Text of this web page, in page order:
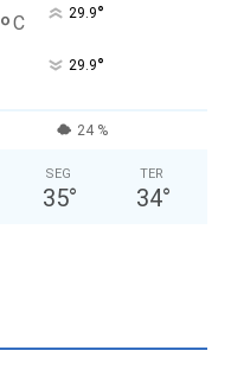
°C 29.9°
29.9°
24 %
SEG
35°
TER
34°